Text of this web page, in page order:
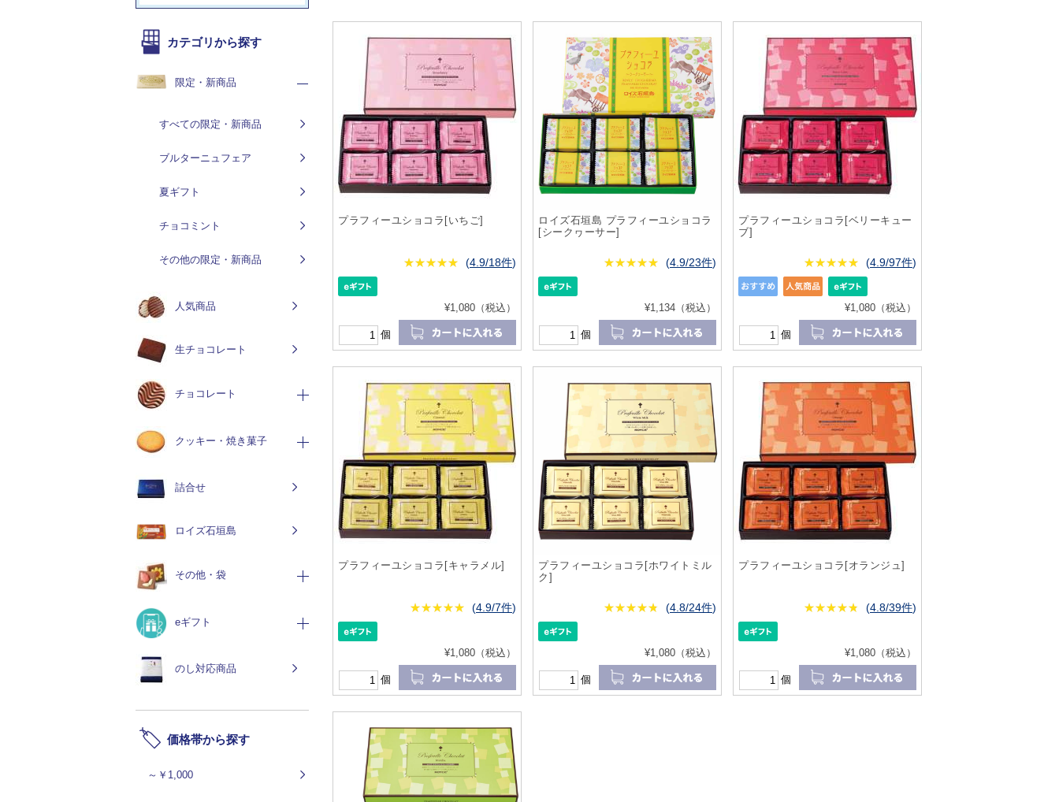
プラフィーユショコラ[いちご]
★★★★★
★★★★★ (4.9/18件)
¥1,080（税込）
個
ロイズ石垣島 プラフィーユショコラ
[シークヮーサー]
★★★★★
★★★★★ (4.9/23件)
¥1,134（税込）
個
プラフィーユショコラ[ベリーキュー
ブ]
★★★★★
★★★★★ (4.9/97件)
¥1,080（税込）
個
プラフィーユショコラ[キャラメル]
★★★★★
★★★★★ (4.9/7件)
¥1,080（税込）
個
プラフィーユショコラ[ホワイトミル
ク]
★★★★★
★★★★★ (4.8/24件)
¥1,080（税込）
個
プラフィーユショコラ[オランジュ]
★★★★★
★★★★★ (4.8/39件)
¥1,080（税込）
個
カテゴリから探す
限定・新商品
すべての限定・新商品
ブルターニュフェア
夏ギフト
チョコミント
その他の限定・新商品
人気商品
生チョコレート
チョコレート
クッキー・焼き菓子
詰合せ
ロイズ石垣島
その他・袋
eギフト
のし対応商品
価格帯から探す
～￥1,000